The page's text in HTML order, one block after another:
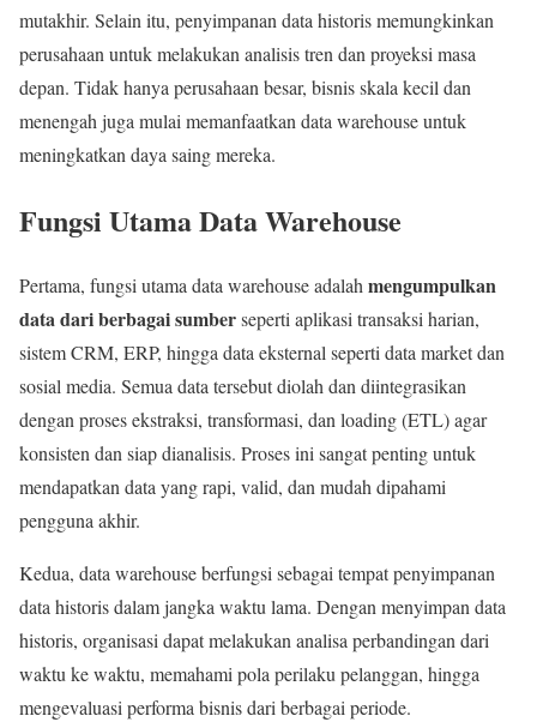
mutakhir. Selain itu, penyimpanan data historis memungkinkan
perusahaan untuk melakukan analisis tren dan proyeksi masa
depan. Tidak hanya perusahaan besar, bisnis skala kecil dan
menengah juga mulai memanfaatkan data warehouse untuk
meningkatkan daya saing mereka.
Fungsi Utama Data Warehouse
Pertama, fungsi utama data warehouse adalahmengumpulkan
data dari berbagai sumberseperti aplikasi transaksi harian,
sistem CRM, ERP, hingga data eksternal seperti data market dan
sosial media. Semua data tersebut diolah dan diintegrasikan
dengan proses ekstraksi, transformasi, dan loading (ETL) agar
konsisten dan siap dianalisis. Proses ini sangat penting untuk
mendapatkan data yang rapi, valid, dan mudah dipahami
pengguna akhir.
Kedua, data warehouse berfungsi sebagai tempat penyimpanan
data historis dalam jangka waktu lama. Dengan menyimpan data
historis, organisasi dapat melakukan analisa perbandingan dari
waktu ke waktu, memahami pola perilaku pelanggan, hingga
mengevaluasi performa bisnis dari berbagai periode.